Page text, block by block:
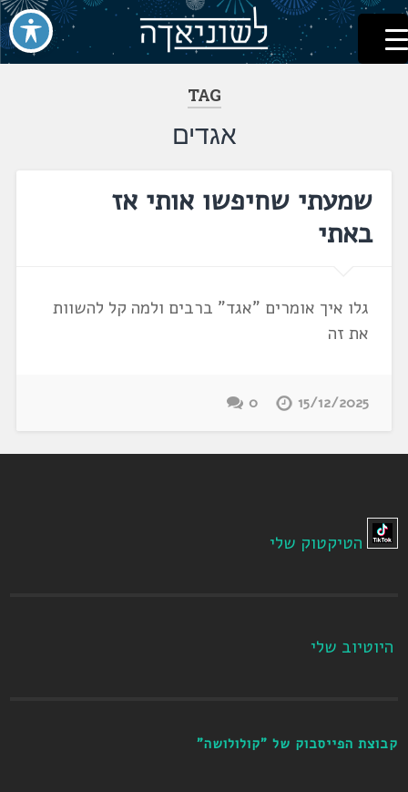
דלג
לתוכן
לשוניאדה
עברית. לשון. שפה
TAG
אגדים
שמעתי שחיפשו אותי אז
באתי
גלו איך אומרים "אגד" ברבים ולמה קל להשוות
את זה
15/12/2025
0
הטיקטוק שלי
היוטיוב שלי
קבוצת הפייסבוק של "קולולושה"